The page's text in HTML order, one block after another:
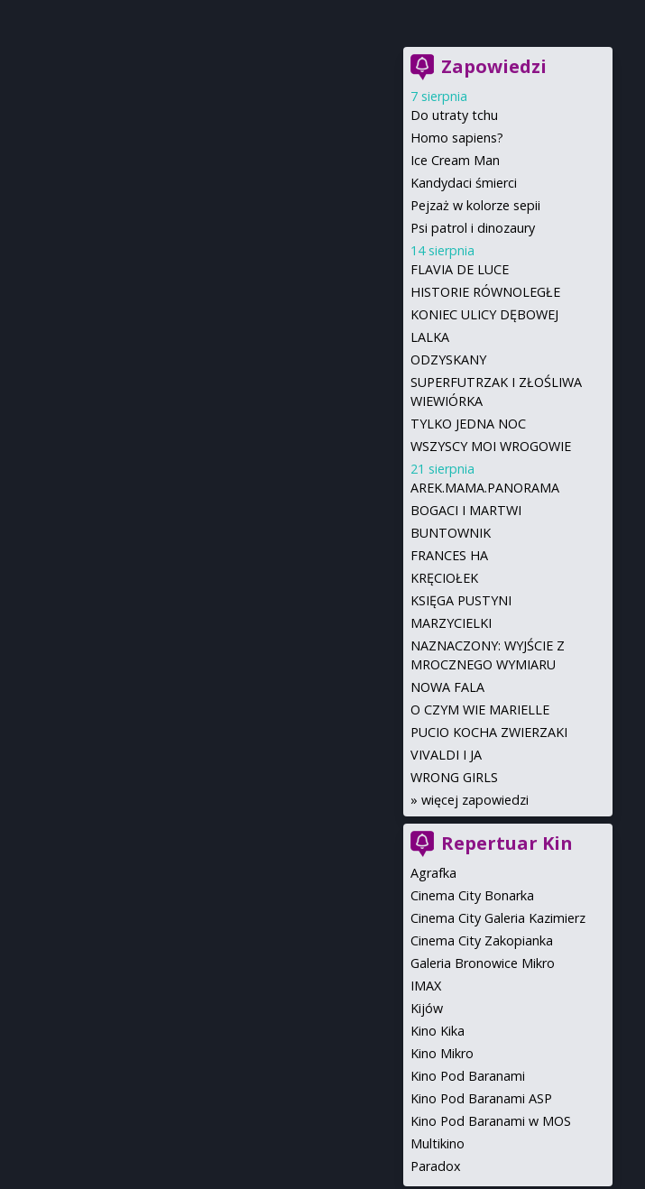
Zapowiedzi
7 sierpnia
Do utraty tchu
Homo sapiens?
Ice Cream Man
Kandydaci śmierci
Pejzaż w kolorze sepii
Psi patrol i dinozaury
14 sierpnia
FLAVIA DE LUCE
HISTORIE RÓWNOLEGŁE
KONIEC ULICY DĘBOWEJ
LALKA
ODZYSKANY
SUPERFUTRZAK I ZŁOŚLIWA
WIEWIÓRKA
TYLKO JEDNA NOC
WSZYSCY MOI WROGOWIE
21 sierpnia
AREK.MAMA.PANORAMA
BOGACI I MARTWI
BUNTOWNIK
FRANCES HA
KRĘCIOŁEK
KSIĘGA PUSTYNI
MARZYCIELKI
NAZNACZONY: WYJŚCIE Z
MROCZNEGO WYMIARU
NOWA FALA
O CZYM WIE MARIELLE
PUCIO KOCHA ZWIERZAKI
VIVALDI I JA
WRONG GIRLS
» więcej zapowiedzi
Repertuar Kin
Agrafka
Cinema City Bonarka
Cinema City Galeria Kazimierz
Cinema City Zakopianka
Galeria Bronowice Mikro
IMAX
Kijów
Kino Kika
Kino Mikro
Kino Pod Baranami
Kino Pod Baranami ASP
Kino Pod Baranami w MOS
Multikino
Paradox